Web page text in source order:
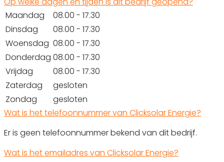
Maandag
08.00 - 17.30
Dinsdag
08.00 - 17.30
Woensdag 08.00 - 17.30
Donderdag 08.00 - 17.30
Vrijdag
08.00 - 17.30
Zaterdag
gesloten
Zondag
gesloten
Wat is het telefoonnummer van Clicksolar Energie?
Er is geen telefoonnummer bekend van dit bedrijf.
Wat is het emailadres van Clicksolar Energie?